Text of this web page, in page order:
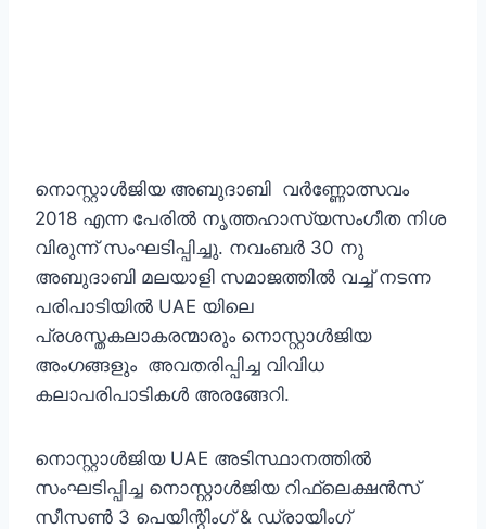
നൊസ്റ്റാള്‍ജിയ അബുദാബി വര്‍ണ്ണോത്സവം
2018 എന്ന പേരില്‍ നൃത്തഹാസ്യസംഗീത നിശ
വിരുന്ന്‌ സംഘടിപ്പിച്ചു. നവംബര്‍ 30 നു
അബുദാബി മലയാളി സമാജത്തില്‍ വച്ച് നടന്ന
പരിപാടിയില്‍ UAE യിലെ
പ്രശസ്തകലാകരന്മാരും നൊസ്റ്റാള്‍ജിയ
അംഗങ്ങളും അവതരിപ്പിച്ച വിവിധ
കലാപരിപാടികള്‍ അരങ്ങേറി.
നൊസ്റ്റാള്‍ജിയ UAE അടിസ്ഥാനത്തില്‍
സംഘടിപ്പിച്ച നൊസ്റ്റാള്‍ജിയ റിഫ്ലെക്ഷന്‍സ്
സീസണ്‍ 3 പെയിന്റിംഗ് & ഡ്രായിംഗ്